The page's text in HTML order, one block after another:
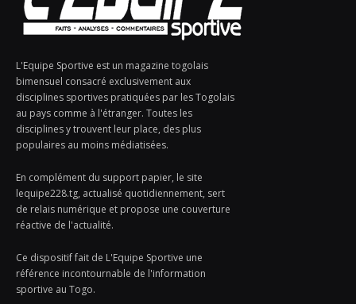
L'Equipe Sportive est un magazine togolais
bimensuel consacré exclusivement aux
disciplines sportives pratiquées par les Togolais
au pays comme à l'étranger. Toutes les
disciplines y trouvent leur place, des plus
populaires au moins médiatisées.
En complément du support papier, le site
lequipe228.tg, actualisé quotidiennement, sert
de relais numérique et propose une couverture
réactive de l'actualité.
Ce dispositif fait de L'Equipe Sportive une
référence incontournable de l'information
sportive au Togo.